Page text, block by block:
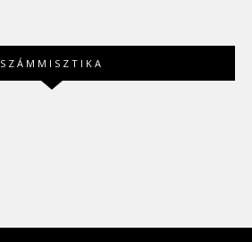
SZÁMMISZTIKA